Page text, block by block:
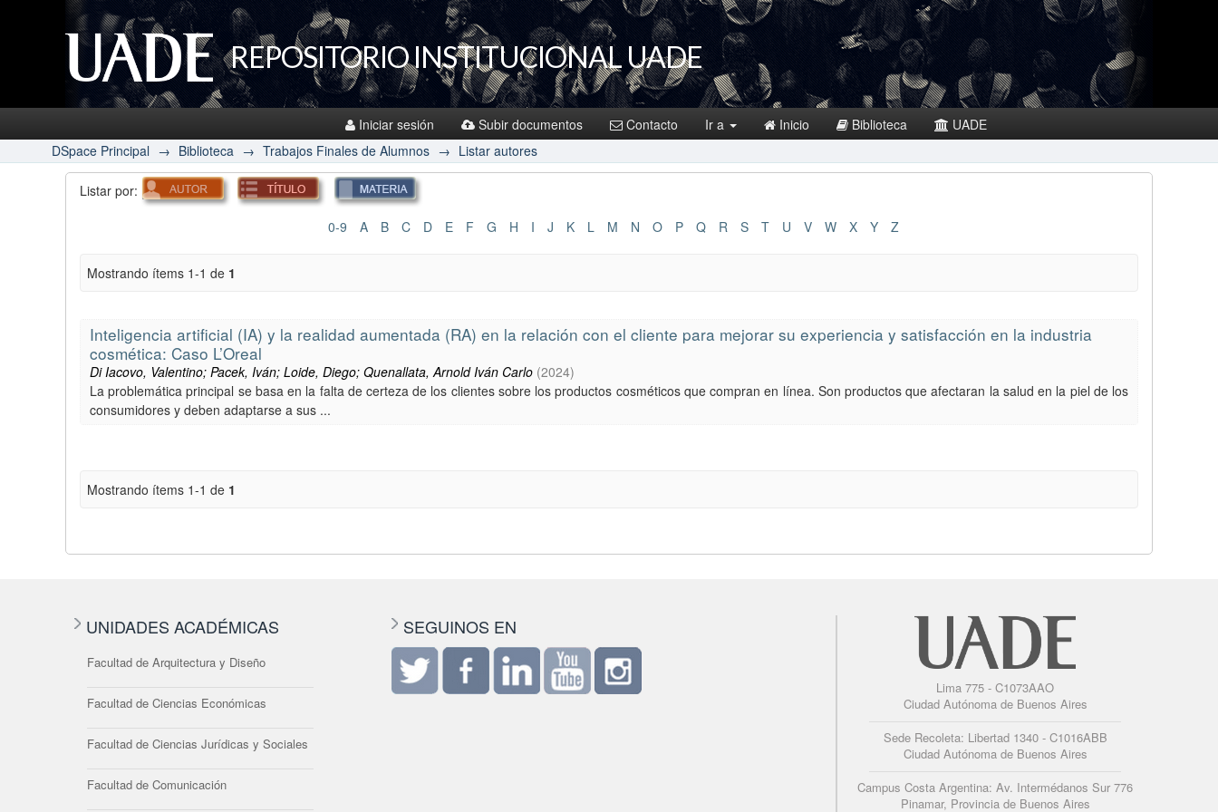
REPOSITORIO INSTITUCIONAL UADE
Iniciar sesión Subir documentos Contacto Ir a Inicio Biblioteca
UADE
DSpace Principal → Biblioteca → Trabajos Finales de Alumnos → Listar autores
Listar por:
0-9 A B C D E F G H I J K L M N O P Q R S T U V W X Y Z
Mostrando ítems 1-1 de 1
Inteligencia artificial (IA) y la realidad aumentada (RA) en la relación con el cliente para mejorar su experiencia y satisfacción en la industria
cosmética: Caso L’Oreal
Di Iacovo, Valentino; Pacek, Iván; Loide, Diego; Quenallata, Arnold Iván Carlo (2024)
La problemática principal se basa en la falta de certeza de los clientes sobre los productos cosméticos que compran en línea. Son productos que afectaran la salud en la piel de los
consumidores y deben adaptarse a sus ...
Mostrando ítems 1-1 de 1
UNIDADES ACADÉMICAS
Facultad de Arquitectura y Diseño
Facultad de Ciencias Económicas
Facultad de Ciencias Jurídicas y Sociales
Facultad de Comunicación
SEGUINOS EN
Lima 775 - C1073AAO
Ciudad Autónoma de Buenos Aires
Sede Recoleta: Libertad 1340 - C1016ABB
Ciudad Autónoma de Buenos Aires
Campus Costa Argentina: Av. Intermédanos Sur 776
Pinamar, Provincia de Buenos Aires